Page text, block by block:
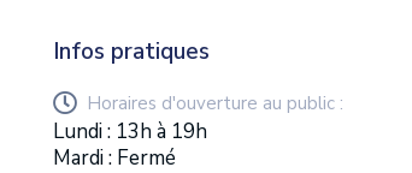
Infos pratiques
Horaires d'ouverture au public :
Lundi : 13h à 19h
Mardi : Fermé